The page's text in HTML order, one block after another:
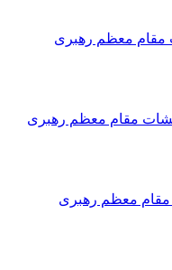
مقام معظم رهبری
مقام معظم رهبری
معظم رهبری